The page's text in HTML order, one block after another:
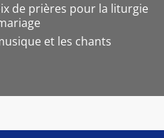
de prières pour la liturgie
et les chants